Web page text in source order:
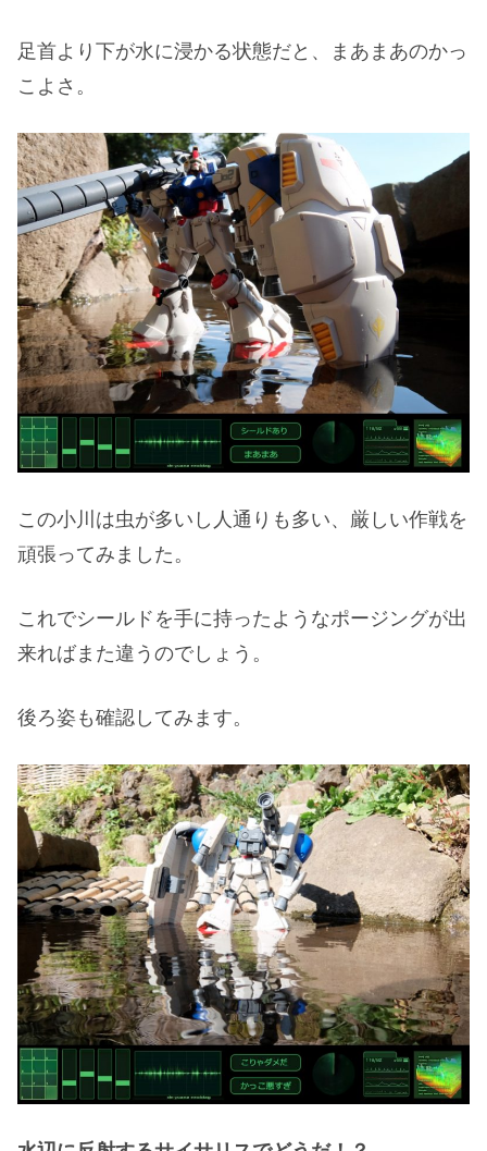
足首より下が水に浸かる状態だと、まあまあのかっ
こよさ。
この小川は虫が多いし人通りも多い、厳しい作戦を
頑張ってみました。
これでシールドを手に持ったようなポージングが出
来ればまた違うのでしょう。
後ろ姿も確認してみます。